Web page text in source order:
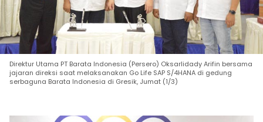
Direktur Utama PT Barata Indonesia (Persero) Oksarlidady Arifin bersama
jajaran direksi saat melaksanakan Go Life SAP S/4HANA di gedung
serbaguna Barata Indonesia di Gresik, Jumat (1/3)